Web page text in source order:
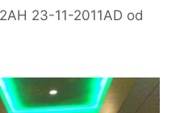
23-11-2011AD od